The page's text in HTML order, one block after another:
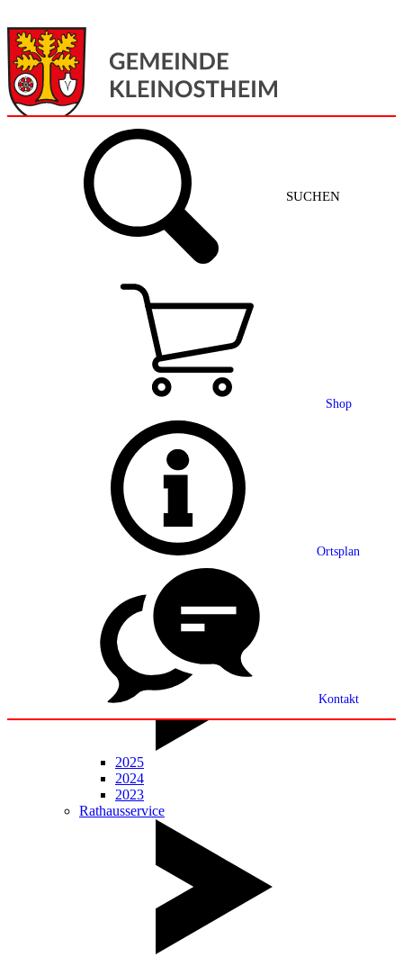
SUCHEN
Shop
Ortsplan
Kontakt
Gemeinde + Service
Grußwort
Ortsplan
Partnerschaft
Statistik
Mitteilungsblatt
2025
2024
2023
Rathausservice